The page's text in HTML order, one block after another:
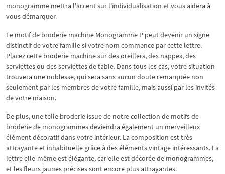
monogramme mettra l'accent sur l'individualisation et vous aidera à
vous démarquer.
Le motif de broderie machine Monogramme P peut devenir un signe
distinctif de votre famille si votre nom commence par cette lettre.
Placez cette broderie machine sur des oreillers, des nappes, des
serviettes ou des serviettes de table. Dans tous les cas, votre situation
trouvera une noblesse, qui sera sans aucun doute remarquée non
seulement par les membres de votre famille, mais aussi par les invités
de votre maison.
De plus, une telle broderie issue de notre collection de motifs de
broderie de monogrammes deviendra également un merveilleux
élément décoratif dans votre intérieur. La composition est très
attrayante et inhabituelle grâce à des éléments vintage intéressants. La
lettre elle-même est élégante, car elle est décorée de monogrammes,
et les fleurs jaunes précises sont encore plus attrayantes.